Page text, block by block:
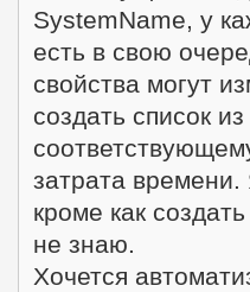
SystemName, у
есть в свою
свойства могут
создать список
затрата
кроме как
не знаю.
Хочется